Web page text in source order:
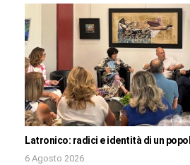
Latronico: radici e identità di un
6 Agosto 2026